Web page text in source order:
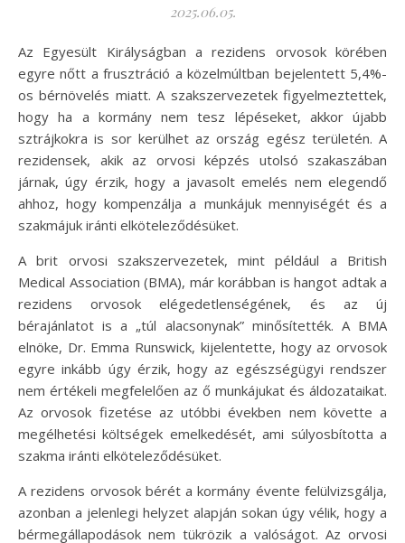
2025.06.05.
Az Egyesült Királyságban a rezidens orvosok körében
egyre nőtt a frusztráció a közelmúltban bejelentett 5,4%-
os bérnövelés miatt. A szakszervezetek figyelmeztettek,
hogy ha a kormány nem tesz lépéseket, akkor újabb
sztrájkokra is sor kerülhet az ország egész területén. A
rezidensek, akik az orvosi képzés utolsó szakaszában
járnak, úgy érzik, hogy a javasolt emelés nem elegendő
ahhoz, hogy kompenzálja a munkájuk mennyiségét és a
szakmájuk iránti elköteleződésüket.
A brit orvosi szakszervezetek, mint például a British
Medical Association (BMA), már korábban is hangot adtak a
rezidens orvosok elégedetlenségének, és az új
bérajánlatot is a „túl alacsonynak” minősítették. A BMA
elnöke, Dr. Emma Runswick, kijelentette, hogy az orvosok
egyre inkább úgy érzik, hogy az egészségügyi rendszer
nem értékeli megfelelően az ő munkájukat és áldozataikat.
Az orvosok fizetése az utóbbi években nem követte a
megélhetési költségek emelkedését, ami súlyosbította a
szakma iránti elköteleződésüket.
A rezidens orvosok bérét a kormány évente felülvizsgálja,
azonban a jelenlegi helyzet alapján sokan úgy vélik, hogy a
bérmegállapodások nem tükrözik a valóságot. Az orvosi